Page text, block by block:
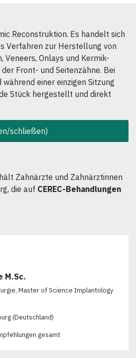
Reconstruktion. Es handelt sich
Verfahren zur Herstellung von
Veneers, Onlays und Kermik-
Front- und Seitenzähne. Bei
einer einzigen Sitzung
Stück hergestellt und direkt
schließen)
Zahnärzte und Zahnärztinnen
die auf CEREC-Behandlungen
M.Sc.
Master of Science Implantology
(Deutschland)
gesamt